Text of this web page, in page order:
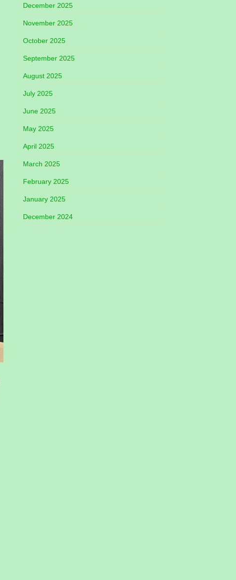
December 2025
November 2025
October 2025
September 2025
August 2025
July 2025
June 2025
May 2025
April 2025
March 2025
February 2025
January 2025
December 2024